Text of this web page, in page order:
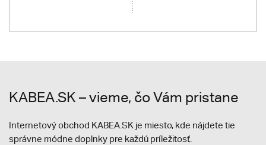
KABEA.SK – vieme, čo Vám pristane
Internetový obchod KABEA.SK je miesto, kde nájdete tie
správne módne doplnky pre každú príležitosť.